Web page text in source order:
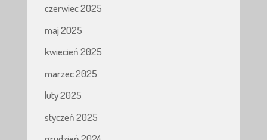
czerwiec 2025
maj 2025
kwiecień 2025
marzec 2025
luty 2025
styczeń 2025